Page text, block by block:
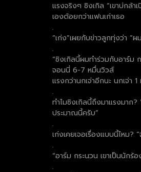
แรงจริงๆ ซิงเกิล “เขาบ่กล้
เองด้อยกว่าแฟนเก่าเธอ
.
“เก่ง”เผยกับข่าวลูกทุ่งว่า
.
“ซิงเกิลนี้ผมทำร่วมกับอาร์ม
จอนนี่ 6-7 หมื่นวิวส์
แรงกว่านกเจ่าอีกนะ นกเจ่า
.
ทำไมซิงเกิลนี้ถึงมาแรงมาก
ประมาณนี้ครับ”
.
เก่งเคยเจอเรื่องแบบนี้ไหม?
.
“อาร์ม กระนวน เขาเป็นนัก
.